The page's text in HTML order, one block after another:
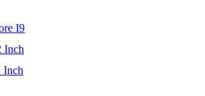
I9
Inch
Inch